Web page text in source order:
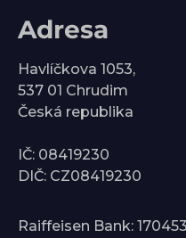
Adresa
Havlíčkova 1053,
537 01 Chrudim
Česká republika
IČ: 08419230
DIČ: CZ08419230
Raiffeisen Bank: